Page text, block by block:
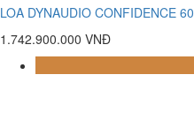
LOA DYNAUDIO CONFIDENCE 60
1.742.900.000 VNĐ